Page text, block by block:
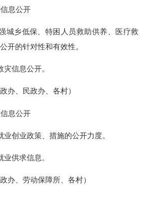
息公开
城乡低保、特困人员救助供养、医疗救
开的针对性和有效性。
灾信息公开。
办、民政办、各村）
息公开
业创业政策、措施的公开力度。
业供求信息。
办、劳动保障所、各村）